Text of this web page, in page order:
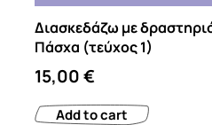
Διασκεδάζω με
Πάσχα (τεύχος 1)
15,00€
Add to cart